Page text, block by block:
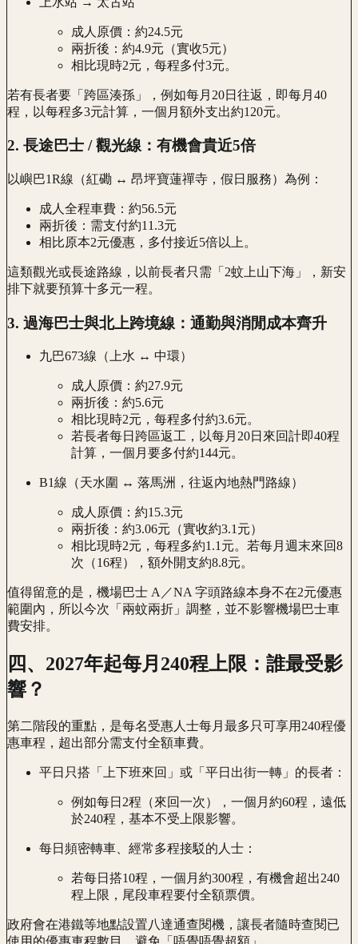
成人原價：約24.5元
兩折後：約4.9元（實收5元）
相比現時2元，每程多付3元。
若有長者要「跨區湊孫」，例如每月20日往返，即每月40
程，以每程多3元計算，一個月額外支出約120元。
2. 長途巴士 / 觀光線：有機會貴近5倍
以嶼巴1R線（紅磡 ↔ 昂坪寶蓮禪寺，假日服務）為例：
成人全程車費：約56.5元
兩折後：需支付約11.3元
相比原本2元優惠，多付接近5倍以上。
這類觀光或長途路線，以前長者只需「2蚊上山下海」，新安
排下就要預算十多元一程。
3. 過海巴士與北上跨境線：通勤與消閒成本齊升
九巴673線（上水 ↔ 中環）
成人原價：約27.9元
兩折後：約5.6元
相比現時2元，每程多付約3.6元。
若長者每日跨區返工，以每月20日來回計即40程
計算，一個月要多付約144元。
B1線（天水圍 ↔ 落馬洲，往返內地熱門路線）
成人原價：約15.3元
兩折後：約3.06元（實收約3.1元）
相比現時2元，每程多約1.1元。若每月週末來回8
次（16程），額外開支約8.8元。
值得留意的是，機場巴士 A／NA 字頭路線本身不在2元優惠
範圍內，所以今次「兩蚊兩折」調整，並不影響機場巴士車
費安排。
四、2027年起每月240程上限：誰最受影
響？
第二階段的重點，是每名受惠人士每月最多只可享用240程優
惠車程，超出部分需支付全額車費。
平日只搭「上下班來回」或「平日出街一轉」的長者：
例如每日2程（來回一次），一個月約60程，遠低
於240程，基本不受上限影響。
每日頻密轉車、經常多程接駁的人士：
若每日搭10程，一個月約300程，有機會超出240
程上限，尾段車程要付全額票價。
政府會在港鐵等地點設置八達通查閱機，讓長者隨時查閱已